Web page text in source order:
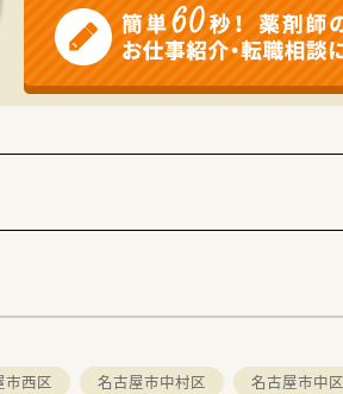
市西区 名古屋市中村区 名古屋市中区